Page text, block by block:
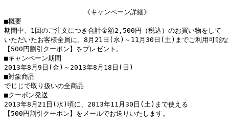
《キャンペーン詳細》
■概要
期間中、1回のご注文につき合計金額2,500円（税込）のお買い物をして
いただいたお客様全員に、8月21日(水)～11月30日(土)までご利用可能な
【500円割引クーポン】をプレゼント。
■キャンペーン期間
2013年8月9日(金)～2013年8月18日(日)
■対象商品
でじじで取り扱いの全商品
■クーポン発送
2013年8月21日(水)頃に、2013年11月30日(土)まで使える
【500円割引クーポン】をメールでお送りいたします。